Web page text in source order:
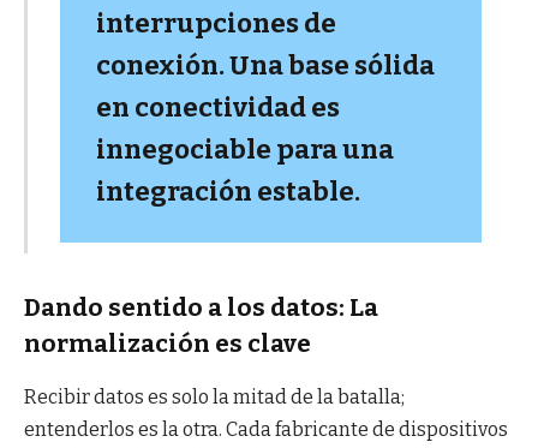
interrupciones de
conexión. Una base sólida
en conectividad es
innegociable para una
integración estable.
Dando sentido a los datos: La
normalización es clave
Recibir datos es solo la mitad de la batalla;
entenderlos es la otra. Cada fabricante de dispositivos